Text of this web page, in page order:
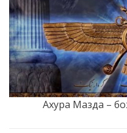
Ахура Мазда –